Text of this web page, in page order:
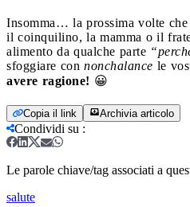
Insomma… la prossima volte
il coinquilino, la mamma o il
alimento da qualche parte
sfoggiare con nonchalance le
avere ragione! 😀
Copia il link Archivia articolo
Condividi su :
Le parole chiave/tag associati a
salute